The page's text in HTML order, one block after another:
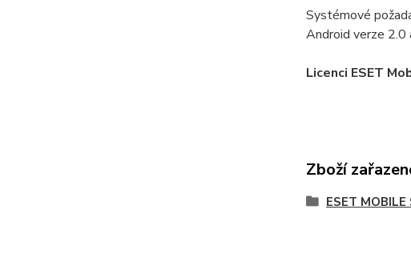
Systémové
Android verze 2.0
Licenci ESET
Zboží
ESET MOBILE